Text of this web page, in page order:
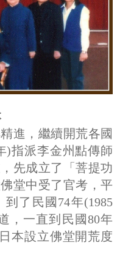
進，繼續開荒各國
)指派李金州點傳師
先成立了「菩提功
堂中受了官考，平
了民國74年(1985
，一直到民國80年
本設立佛堂開荒度